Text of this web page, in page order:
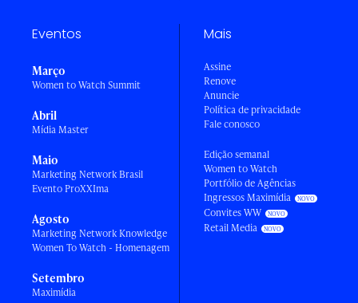
Eventos
Março
Women to Watch Summit
Abril
Mídia Master
Maio
Marketing Network Brasil
Evento ProXXIma
Agosto
Marketing Network Knowledge
Women To Watch - Homenagem
Setembro
Maximídia
Mais
Assine
Renove
Anuncie
Política de privacidade
Fale conosco
Edição semanal
Women to Watch
Portfólio de Agências
Ingressos Maximídia
Convites WW
Retail Media